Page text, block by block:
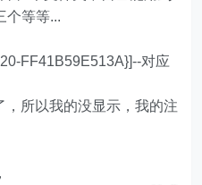
个等等...
FF41B59E513A}]--对应
，所以我的没显示，我的注